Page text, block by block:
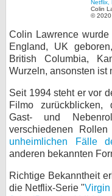
Colin
© 2020
Colin Lawrence
England, UK
British Columbia,
Wurzeln, ansonsten ist
Seit 1994 steht er vor
Filmo zurückblicken,
Gast- und
verschiedenen
unheimlichen Fälle
anderen bekannten
Richtige Bekanntheit
die Netflix-Serie "